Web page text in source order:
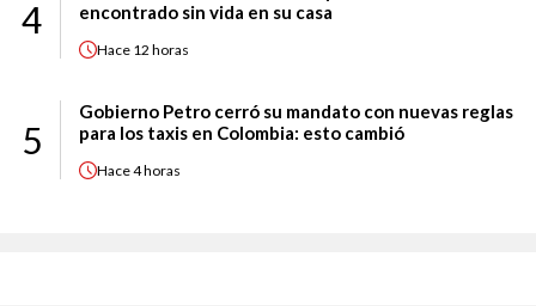
4
encontrado sin vida en su casa
Hace 12 horas
5
Gobierno Petro cerró su mandato con nuevas reglas
para los taxis en Colombia: esto cambió
Hace4 horas